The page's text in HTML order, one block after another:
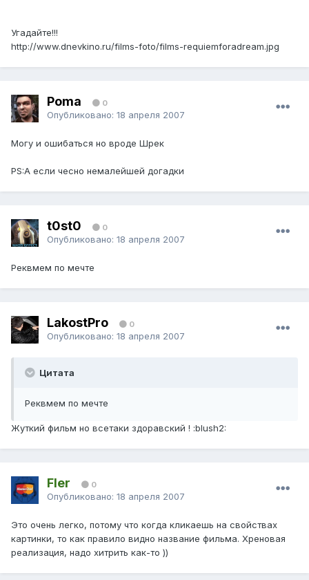
Угадайте!!!
http://www.dnevkino.ru/films-foto/films-requiemforadream.jpg
Poma 0
Опубликовано: 18 апреля 2007
Могу и ошибаться но вроде Шрек
PS:А если чесно немалейшей догадки
t0st0 0
Опубликовано: 18 апреля 2007
Реквмем по мечте
LakostPro 0
Опубликовано: 18 апреля 2007
Цитата
Реквмем по мечте
Жуткий фильм но всетаки здоравский ! :blush2:
Fler 0
Опубликовано: 18 апреля 2007
Это очень легко, потому что когда кликаешь на свойствах
картинки, то как правило видно название фильма. Хреновая
реализация, надо хитрить как-то ))